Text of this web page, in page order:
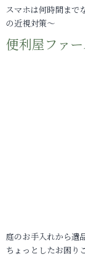
スマホは何時間まで
の近視対策～
便利屋ファー
庭のお手入れから遺
ちょっとしたお困り